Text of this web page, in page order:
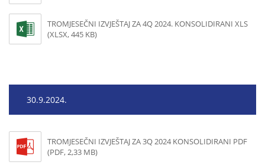
TROMJESEČNI IZVJEŠTAJ ZA 4Q 2024. KONSOLIDIRANI XLS
(XLSX, 445 KB)
30.9.2024.
TROMJESEČNI IZVJEŠTAJ ZA 3Q 2024 KONSOLIDIRANI PDF
(PDF, 2,33 MB)